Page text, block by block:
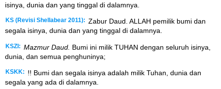
isinya, dunia dan yang tinggal di dalamnya.
KS (Revisi Shellabear 2011): Zabur Daud. ALLAH pemilik bumi dan
segala isinya, dunia dan yang tinggal di dalamnya.
KSZI: Mazmur Daud. Bumi ini milik TUHAN dengan seluruh isinya,
dunia, dan semua penghuninya;
KSKK:
!! Bumi dan segala isinya adalah milik Tuhan, dunia dan
segala yang ada di dalamnya.